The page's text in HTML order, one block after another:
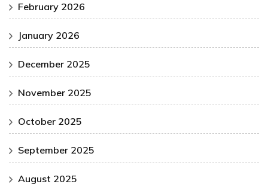
February 2026
January 2026
December 2025
November 2025
October 2025
September 2025
August 2025